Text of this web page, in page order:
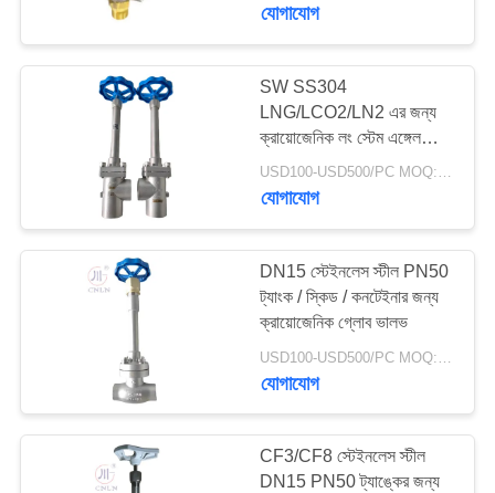
মান
খবর
উদ্ধৃতির
জন্য
ক্রিওজেনিক চেক ভালভ
ক্রায়োজেনিক সুরক্ষা ভালভ
যোগাযোগ
SW SS304
LNG/LCO2/LN2 এর জন্য
ক্রায়োজেনিক লং স্টেম এঙ্গেল
গ্লোব ভালভ
USD100-USD500/PC MOQ:১ পিসি
যোগাযোগ
DN15 স্টেইনলেস স্টীল PN50
ট্যাংক / স্কিড / কনটেইনার জন্য
ক্রায়োজেনিক গ্লোব ভালভ
যোগাযোগ
CF3/CF8 স্টেইনলেস স্টীল
DN15 PN50 ট্যাঙ্কের জন্য